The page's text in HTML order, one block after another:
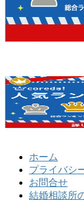
ホーム
プライバシ
お問合せ
結婚相談所